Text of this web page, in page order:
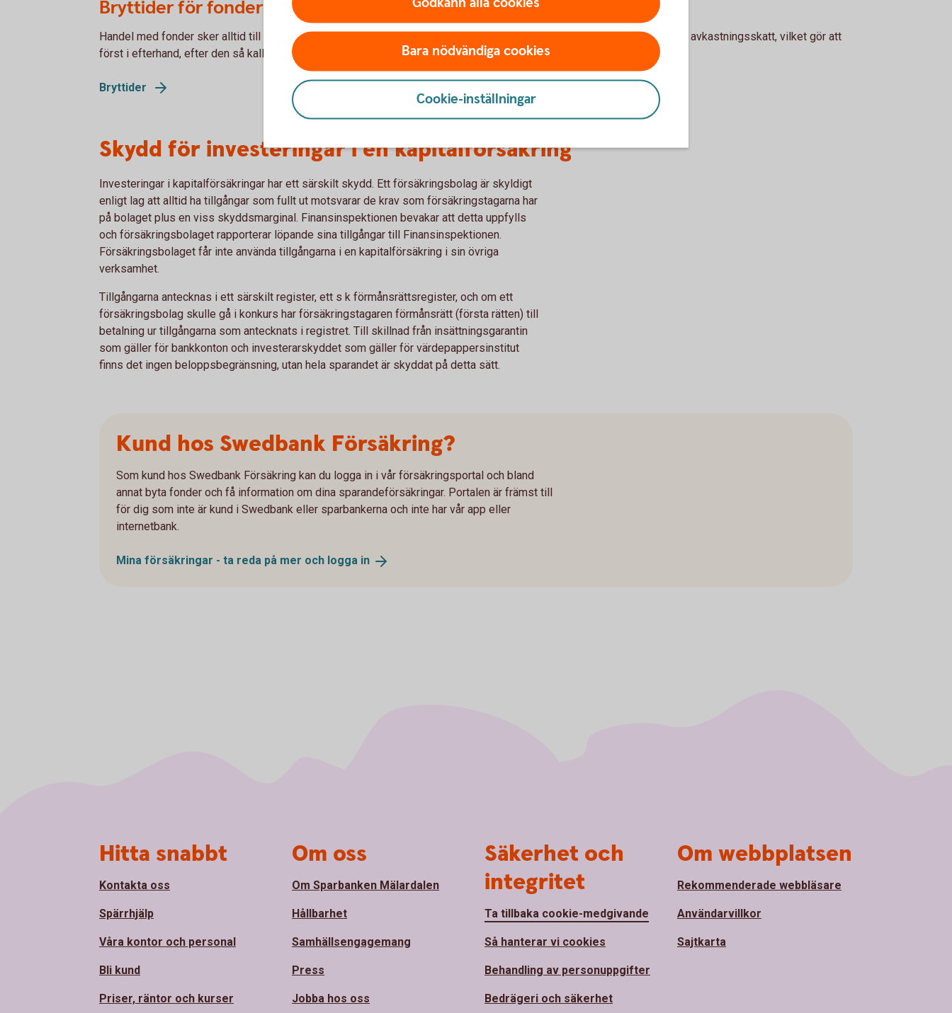
Bryttider för fonder i försäkringar
Handel med fonder sker alltid till okänd kurs (okänt pris). Kursen sätts
först i efterhand, efter den så kallade bryttiden.
Bryttider
Avkastningsskatt
I en kapitalförsäkring betalar man en årlig avkastningsskatt, vilket gör att
pengarna är skattade och klara vid uttag.
Skydd för investeringar i en kapitalförsäkring
Investeringar i kapitalförsäkringar har ett särskilt skydd. Ett försäkringsbolag är skyldigt
enligt lag att alltid ha tillgångar som fullt ut motsvarar de krav som försäkringstagarna har
på bolaget plus en viss skyddsmarginal. Finansinspektionen bevakar att detta uppfylls
och försäkringsbolaget rapporterar löpande sina tillgångar till Finansinspektionen.
Försäkringsbolaget får inte använda tillgångarna i en kapitalförsäkring i sin övriga
verksamhet.
Tillgångarna antecknas i ett särskilt register, ett s k förmånsrättsregister, och om ett
försäkringsbolag skulle gå i konkurs har försäkringstagaren förmånsrätt (första rätten) till
betalning ur tillgångarna som antecknats i registret. Till skillnad från insättningsgarantin
som gäller för bankkonton och investerarskyddet som gäller för värdepappersinstitut
finns det ingen beloppsbegränsning, utan hela sparandet är skyddat på detta sätt.
Kund hos Swedbank Försäkring?
Som kund hos Swedbank Försäkring kan du logga in i vår försäkringsportal och bland
annat byta fonder och få information om dina sparandeförsäkringar. Portalen är främst till
för dig som inte är kund i Swedbank eller sparbankerna och inte har vår app eller
internetbank.
Mina försäkringar - ta reda på mer och logga in
Bara nödvändiga cookies
Cookie-inställningar
Hitta snabbt
Kontakta oss
Spärrhjälp
Våra kontor och personal
Bli kund
Priser, räntor och kurser
Om oss
Om Sparbanken Mälardalen
Hållbarhet
Samhällsengagemang
Press
Jobba hos oss
Säkerhet och
integritet
Ta tillbaka cookie-medgivande
Så hanterar vi cookies
Behandling av personuppgifter
Bedrägeri och säkerhet
Om webbplatsen
Rekommenderade webbläsare
Användarvillkor
Sajtkarta